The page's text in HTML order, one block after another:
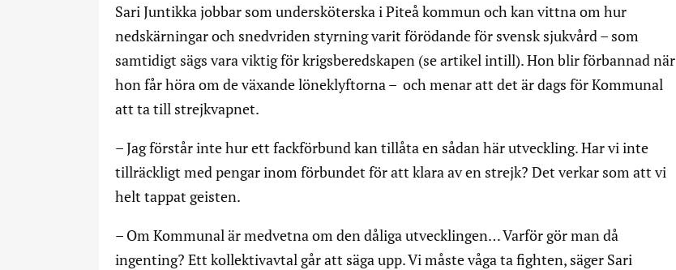
Sari Juntikka jobbar som undersköterska i Piteå kommun och kan vittna om hur
nedskärningar och snedvriden styrning varit förödande för svensk sjukvård – som
samtidigt sägs vara viktig för krigsberedskapen (se artikel intill). Hon blir förbannad när
hon får höra om de växande löneklyftorna – och menar att det är dags för Kommunal
att ta till strejkvapnet.
– Jag förstår inte hur ett fackförbund kan tillåta en sådan här utveckling. Har vi inte
tillräckligt med pengar inom förbundet för att klara av en strejk? Det verkar som att vi
helt tappat geisten.
– Om Kommunal är medvetna om den dåliga utvecklingen… Varför gör man då
ingenting? Ett kollektivavtal går att säga upp. Vi måste våga ta fighten, säger Sari